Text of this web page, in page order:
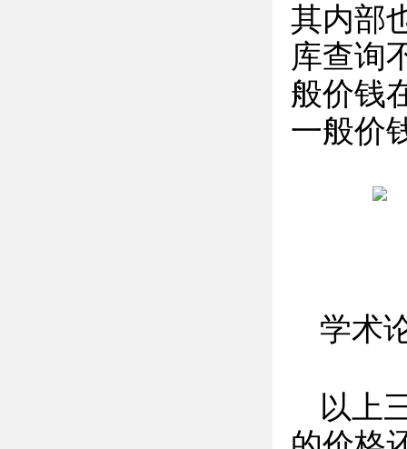
其内部
库查询
般价钱
一般价
学术
以上